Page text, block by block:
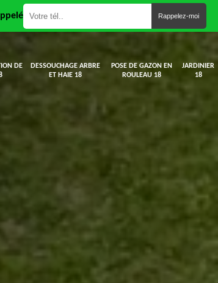
DE
DESSOUCHAGE ARBRE
ET HAIE 18
POSE DE GAZON EN
ROULEAU 18
JARDINIER
18